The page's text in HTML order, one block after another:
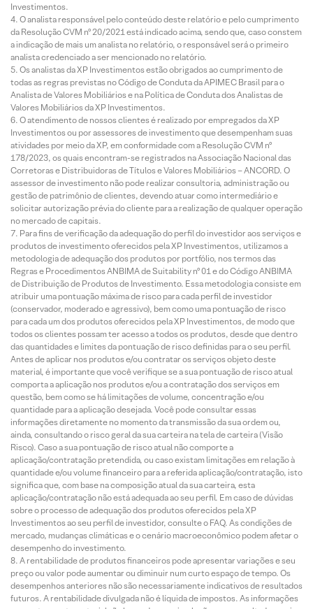
Investimentos.
O analista responsável pelo conteúdo deste relatório e pelo cumprimento
da Resolução CVM nº 20/2021 está indicado acima, sendo que, caso constem
a indicação de mais um analista no relatório, o responsável será o primeiro
analista credenciado a ser mencionado no relatório.
Os analistas da XP Investimentos estão obrigados ao cumprimento de
todas as regras previstas no Código de Conduta da APIMEC Brasil para o
Analista de Valores Mobiliários e na Política de Conduta dos Analistas de
Valores Mobiliários da XP Investimentos.
O atendimento de nossos clientes é realizado por empregados da XP
Investimentos ou por assessores de investimento que desempenham suas
atividades por meio da XP, em conformidade com a Resolução CVM nº
178/2023, os quais encontram-se registrados na Associação Nacional das
Corretoras e Distribuidoras de Títulos e Valores Mobiliários – ANCORD. O
assessor de investimento não pode realizar consultoria, administração ou
gestão de patrimônio de clientes, devendo atuar como intermediário e
solicitar autorização prévia do cliente para a realização de qualquer operação
no mercado de capitais.
Para fins de verificação da adequação do perfil do investidor aos serviços e
produtos de investimento oferecidos pela XP Investimentos, utilizamos a
metodologia de adequação dos produtos por portfólio, nos termos das
Regras e Procedimentos ANBIMA de Suitability nº 01 e do Código ANBIMA
de Distribuição de Produtos de Investimento. Essa metodologia consiste em
atribuir uma pontuação máxima de risco para cada perfil de investidor
(conservador, moderado e agressivo), bem como uma pontuação de risco
para cada um dos produtos oferecidos pela XP Investimentos, de modo que
todos os clientes possam ter acesso a todos os produtos, desde que dentro
das quantidades e limites da pontuação de risco definidas para o seu perfil.
Antes de aplicar nos produtos e/ou contratar os serviços objeto deste
material, é importante que você verifique se a sua pontuação de risco atual
comporta a aplicação nos produtos e/ou a contratação dos serviços em
questão, bem como se há limitações de volume, concentração e/ou
quantidade para a aplicação desejada. Você pode consultar essas
informações diretamente no momento da transmissão da sua ordem ou,
ainda, consultando o risco geral da sua carteira na tela de carteira (Visão
Risco). Caso a sua pontuação de risco atual não comporte a
aplicação/contratação pretendida, ou caso existam limitações em relação à
quantidade e/ou volume financeiro para a referida aplicação/contratação, isto
significa que, com base na composição atual da sua carteira, esta
aplicação/contratação não está adequada ao seu perfil. Em caso de dúvidas
sobre o processo de adequação dos produtos oferecidos pela XP
Investimentos ao seu perfil de investidor, consulte o FAQ. As condições de
mercado, mudanças climáticas e o cenário macroeconômico podem afetar o
desempenho do investimento.
A rentabilidade de produtos financeiros pode apresentar variações e seu
preço ou valor pode aumentar ou diminuir num curto espaço de tempo. Os
desempenhos anteriores não são necessariamente indicativos de resultados
futuros. A rentabilidade divulgada não é líquida de impostos. As informações